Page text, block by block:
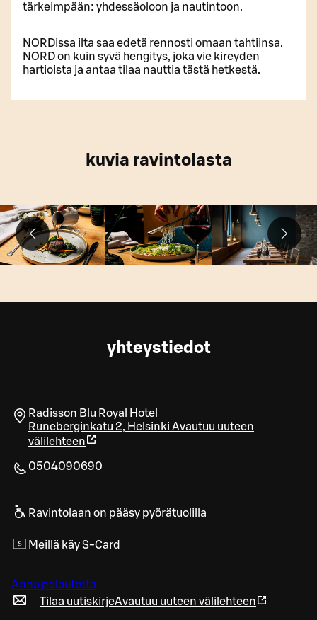
tärkeimpään: yhdessäoloon ja nautintoon.
NORDissa ilta saa edetä rennosti omaan tahtiinsa.
NORD on kuin syvä hengitys, joka vie kireyden
hartioista ja antaa tilaa nauttia tästä hetkestä.
kuvia ravintolasta
yhteystiedot
Radisson Blu Royal Hotel
Runeberginkatu 2, Helsinki Avautuu uuteen
välilehteen
0504090690
Ravintolaan on pääsy pyörätuolilla
Meillä käy S-Card
Anna palautetta
Tilaa uutiskirjeAvautuu uuteen välilehteen